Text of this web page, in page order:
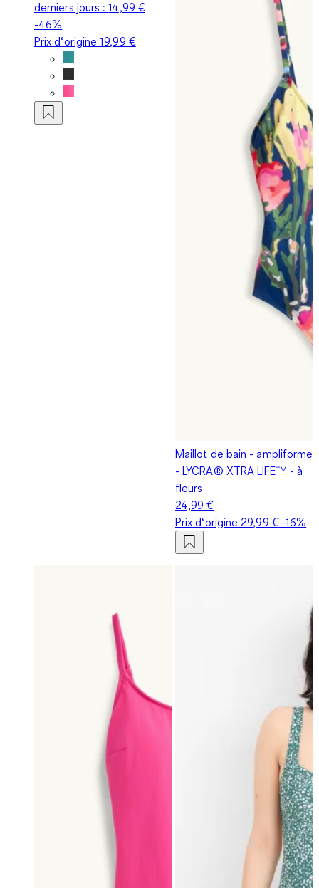
derniers jours :14,99 €
-46%
Prix d‘origine19,99 €
Maillot de bain - ampliforme
- LYCRA® XTRA LIFE™ - à
fleurs
24,99 €
Prix d‘origine 29,99 €-16%